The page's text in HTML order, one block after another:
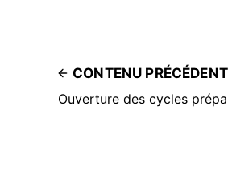
CONTENU PRÉCÉDENT
Ouverture des cycles